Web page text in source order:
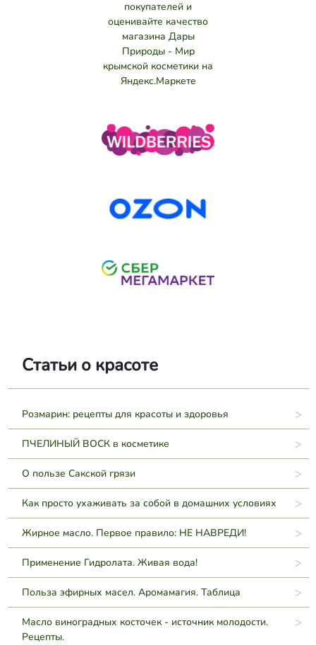
Статьи о красоте
Розмарин: рецепты для красоты и здоровья
ПЧЕЛИНЫЙ ВОСК в косметике
О пользе Сакской грязи
Как просто ухаживать за собой в домашних условиях
Жирное масло. Первое правило: НЕ НАВРЕДИ!
Применение Гидролата. Живая вода!
Польза эфирных масел. Аромамагия. Таблица
Масло виноградных косточек - источник молодости.
Рецепты.